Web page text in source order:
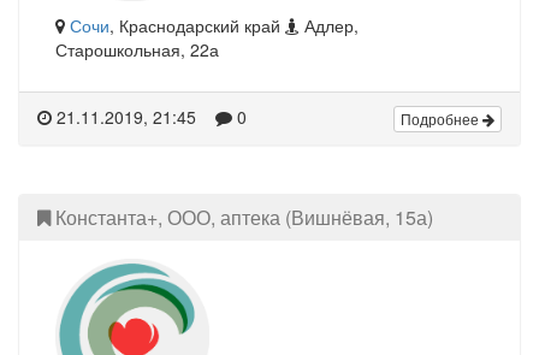
Сочи, Краснодарский край
Адлер,
Старошкольная, 22а
21.11.2019, 21:45 0 Подробнее
Константа+, ООО, аптека (Вишнёвая, 15а)